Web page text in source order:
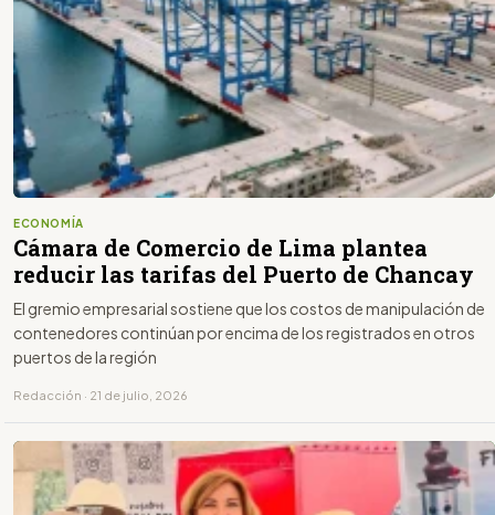
ECONOMÍA
Cámara de Comercio de Lima plantea
reducir las tarifas del Puerto de Chancay
El gremio empresarial sostiene que los costos de manipulación de
contenedores continúan por encima de los registrados en otros
puertos de la región
Redacción · 21 de julio, 2026